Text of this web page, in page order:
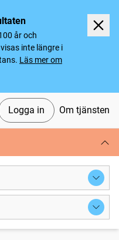
år och
inte längre i
Läs mer om
Logga in Om tjänsten